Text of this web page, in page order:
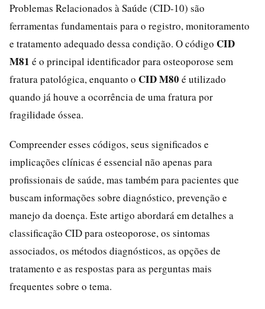
Problemas Relacionados à Saúde (CID-10) são
ferramentas fundamentais para o registro, monitoramento
e tratamento adequado dessa condição. O código CID
M81 é o principal identificador para osteoporose sem
fratura patológica, enquanto o CID M80 é utilizado
quando já houve a ocorrência de uma fratura por
fragilidade óssea.
Compreender esses códigos, seus significados e
implicações clínicas é essencial não apenas para
profissionais de saúde, mas também para pacientes que
buscam informações sobre diagnóstico, prevenção e
manejo da doença. Este artigo abordará em detalhes a
classificação CID para osteoporose, os sintomas
associados, os métodos diagnósticos, as opções de
tratamento e as respostas para as perguntas mais
frequentes sobre o tema.